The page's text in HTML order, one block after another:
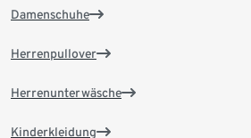
Damenschuhe
Herrenpullover
Herrenunterwäsche
Kinderkleidung